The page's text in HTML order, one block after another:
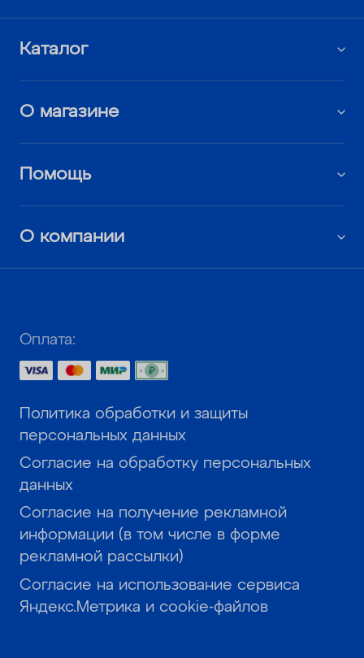
Каталог
О магазине
Помощь
О компании
Оплата:
Политика обработки и защиты
персональных данных
Согласие на обработку персональных
данных
Согласие на получение рекламной
информации (в том числе в форме
рекламной рассылки)
Согласие на использование сервиса
Яндекс.Метрика и cookie-файлов